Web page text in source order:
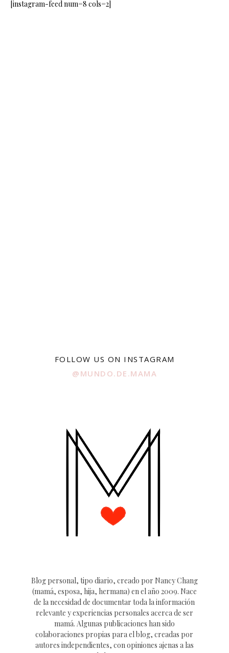
[instagram-feed num=8 cols=2]
FOLLOW US ON INSTAGRAM
@MUNDO.DE.MAMA
Blog personal, tipo diario, creado por Nancy Chang
(mamá, esposa, hija, hermana) en el año 2009. Nace
de la necesidad de documentar toda la información
relevante y experiencias personales acerca de ser
mamá. Algunas publicaciones han sido
colaboraciones propias para el blog, creadas por
autores independientes, con opiniones ajenas a las